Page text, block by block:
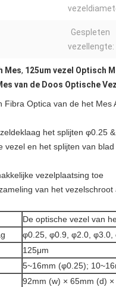
Gespleten
vezellengte:
Mes, 125um vezel Optisch
van de Doos Optische
Optica van de het Mes
het splijten φ0.25
vezel en het splijten van blad
vezelplaatsing toe
van het vezelschroot
De optische vezel van
φ0.25, φ0.9, φ2.0, φ3.0,
125μm
5~16mm (φ0.25);
92mm (w) × 65mm (d)